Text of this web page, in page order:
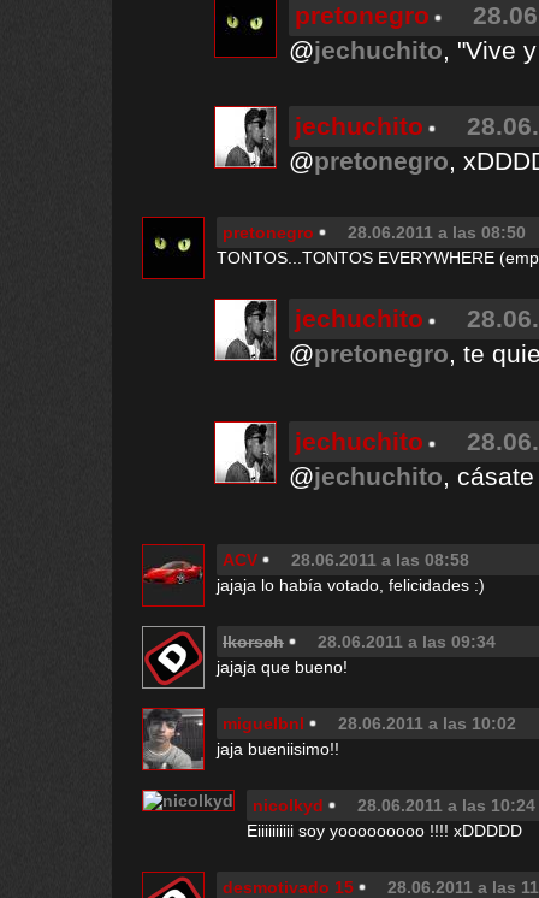
pretonegro
@jechuchito, "Vive
jechuchito
@pretonegro,
pretonegro
28.06.2011 a las 08:50
TONTOS...TONTOS EVERYWHERE
jechuchito
@pretonegro, te
jechuchito
@jechuchito,
ACV
28.06.2011 a las 08:58
jajaja lo había votado, felicidades :)
Ikorsch
28.06.2011 a las 09:34
jajaja que bueno!
miguelbnl
28.06.2011 a las 10:02
jaja bueniisimo!!
nicolkyd
28.06.2011 a las 10:24
Eiiiiiiiiii soy yooooooooo !!!! xDDDDD
desmotivado 15
28.06.2011 a las